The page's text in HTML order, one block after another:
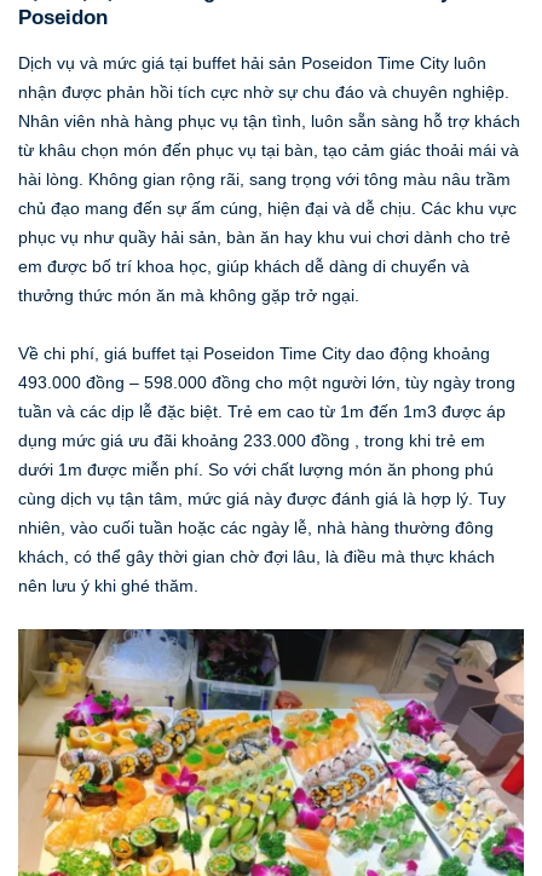
Poseidon
Dịch vụ và mức giá tại buffet hải sản Poseidon Time City luôn
nhận được phản hồi tích cực nhờ sự chu đáo và chuyên nghiệp.
Nhân viên nhà hàng phục vụ tận tình, luôn sẵn sàng hỗ trợ khách
từ khâu chọn món đến phục vụ tại bàn, tạo cảm giác thoải mái và
hài lòng. Không gian rộng rãi, sang trọng với tông màu nâu trầm
chủ đạo mang đến sự ấm cúng, hiện đại và dễ chịu. Các khu vực
phục vụ như quầy hải sản, bàn ăn hay khu vui chơi dành cho trẻ
em được bố trí khoa học, giúp khách dễ dàng di chuyển và
thưởng thức món ăn mà không gặp trở ngại.
Về chi phí, giá buffet tại Poseidon Time City dao động khoảng
493.000 đồng – 598.000 đồng cho một người lớn, tùy ngày trong
tuần và các dịp lễ đặc biệt. Trẻ em cao từ 1m đến 1m3 được áp
dụng mức giá ưu đãi khoảng 233.000 đồng , trong khi trẻ em
dưới 1m được miễn phí. So với chất lượng món ăn phong phú
cùng dịch vụ tận tâm, mức giá này được đánh giá là hợp lý. Tuy
nhiên, vào cuối tuần hoặc các ngày lễ, nhà hàng thường đông
khách, có thể gây thời gian chờ đợi lâu, là điều mà thực khách
nên lưu ý khi ghé thăm.